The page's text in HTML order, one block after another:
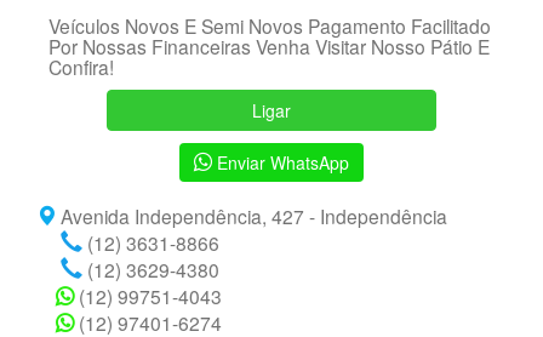
Veículos Novos E Semi Novos Pagamento Facilitado
Por Nossas Financeiras Venha Visitar Nosso Pátio E
Confira!
Ligar
Enviar WhatsApp
Avenida Independência, 427 - Independência
(12) 3631-8866
(12) 3629-4380
(12) 99751-4043
(12) 97401-6274